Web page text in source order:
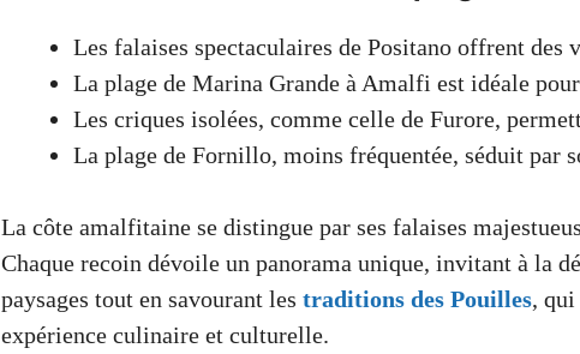
Les falaises spectaculaires de Positano offrent des
La plage de Marina Grande à Amalfi est idéale
Les criques isolées, comme celle de Furore,
La plage de Fornillo, moins fréquentée, séduit par
La côte amalfitaine se distingue par ses falaises
Chaque recoin dévoile un panorama unique, invitant à la
paysages tout en savourant les traditions des Pouilles, qui
expérience culinaire et culturelle.